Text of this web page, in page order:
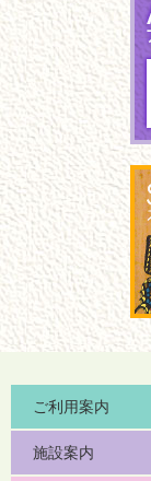
ご利用案内
施設案内